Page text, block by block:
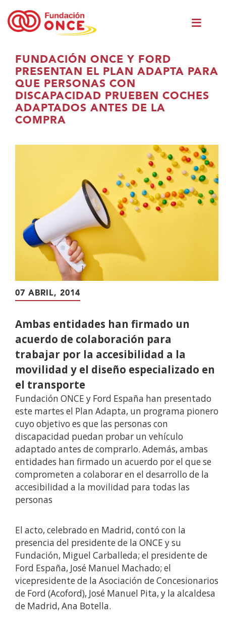
Eduki
nagusian
zaude
FUNDACIÓN ONCE Y FORD
PRESENTAN EL PLAN ADAPTA PARA
QUE PERSONAS CON
DISCAPACIDAD PRUEBEN COCHES
ADAPTADOS ANTES DE LA
COMPRA
07 ABRIL, 2014
Ambas entidades han firmado un
acuerdo de colaboración para
trabajar por la accesibilidad a la
movilidad y el diseño especializado en
el transporte
Fundación ONCE y Ford España han presentado
este martes el Plan Adapta, un programa pionero
cuyo objetivo es que las personas con
discapacidad puedan probar un vehículo
adaptado antes de comprarlo. Además, ambas
entidades han firmado un acuerdo por el que se
comprometen a colaborar en el desarrollo de la
accesibilidad a la movilidad para todas las
personas
El acto, celebrado en Madrid, contó con la
presencia del presidente de la ONCE y su
Fundación, Miguel Carballeda; el presidente de
Ford España, José Manuel Machado; el
vicepresidente de la Asociación de Concesionarios
de Ford (Acoford), José Manuel Pita, y la alcaldesa
de Madrid, Ana Botella.